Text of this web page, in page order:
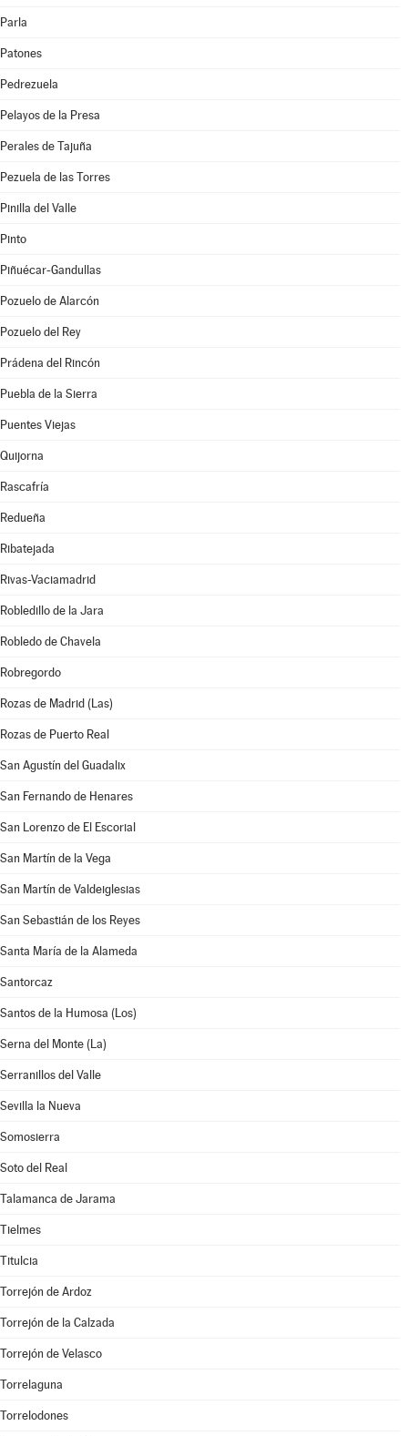
Parla
Patones
Pedrezuela
Pelayos de la Presa
Perales de Tajuña
Pezuela de las Torres
Pinilla del Valle
Pinto
Piñuécar-Gandullas
Pozuelo de Alarcón
Pozuelo del Rey
Prádena del Rincón
Puebla de la Sierra
Puentes Viejas
Quijorna
Rascafría
Redueña
Ribatejada
Rivas-Vaciamadrid
Robledillo de la Jara
Robledo de Chavela
Robregordo
Rozas de Madrid (Las)
Rozas de Puerto Real
San Agustín del Guadalix
San Fernando de Henares
San Lorenzo de El Escorial
San Martín de la Vega
San Martín de Valdeiglesias
San Sebastián de los Reyes
Santa María de la Alameda
Santorcaz
Santos de la Humosa (Los)
Serna del Monte (La)
Serranillos del Valle
Sevilla la Nueva
Somosierra
Soto del Real
Talamanca de Jarama
Tielmes
Titulcia
Torrejón de Ardoz
Torrejón de la Calzada
Torrejón de Velasco
Torrelaguna
Torrelodones